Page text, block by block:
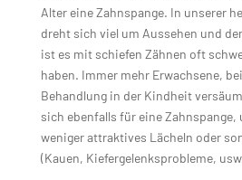
Alter eine Zahnspange. In unserer
dreht sich viel um Aussehen und
ist es mit schiefen Zähnen oft
haben. Immer mehr Erwachsene,
Behandlung in der Kindheit
sich ebenfalls für eine Zahnspange,
weniger attraktives Lächeln oder
(Kauen, Kiefergelenksprobleme,